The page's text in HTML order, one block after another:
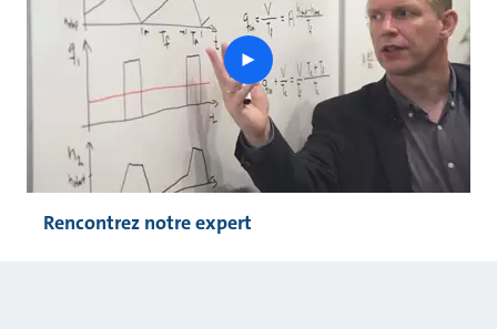
play
button
Rencontrez notre expert